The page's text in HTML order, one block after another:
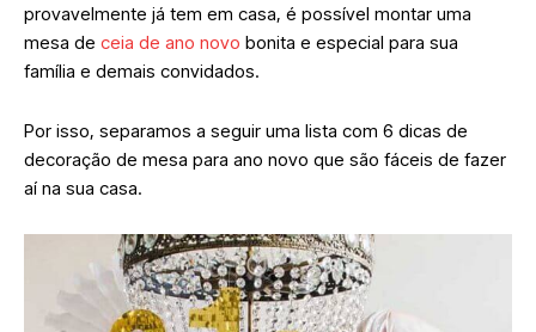
provavelmente já tem em casa, é possível montar uma
mesa de ceia de ano novo bonita e especial para sua
família e demais convidados.
Por isso, separamos a seguir uma lista com 6 dicas de
decoração de mesa para ano novo que são fáceis de fazer
aí na sua casa.